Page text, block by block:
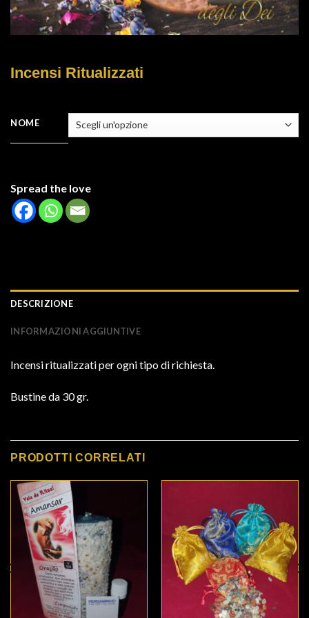
Incensi Ritualizzati
NOME
Spread the love
DESCRIZIONE
INFORMAZIONI AGGIUNTIVE
Incensi ritualizzati per ogni tipo di richiesta.
Bustine da 30 gr.
PRODOTTI CORRELATI